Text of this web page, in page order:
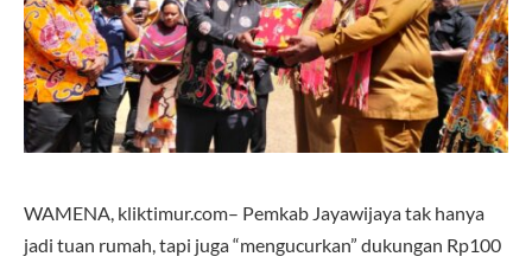
WAMENA, kliktimur.com– Pemkab Jayawijaya tak hanya
jadi tuan rumah, tapi juga “mengucurkan” dukungan Rp100